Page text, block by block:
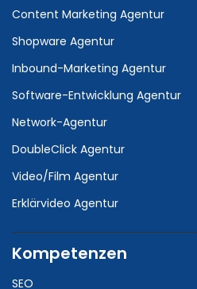
Content Marketing Agentur
Shopware Agentur
Inbound-Marketing Agentur
Software-Entwicklung Agentur
Network-Agentur
DoubleClick Agentur
Video/Film Agentur
Erklärvideo Agentur
Kompetenzen
SEO